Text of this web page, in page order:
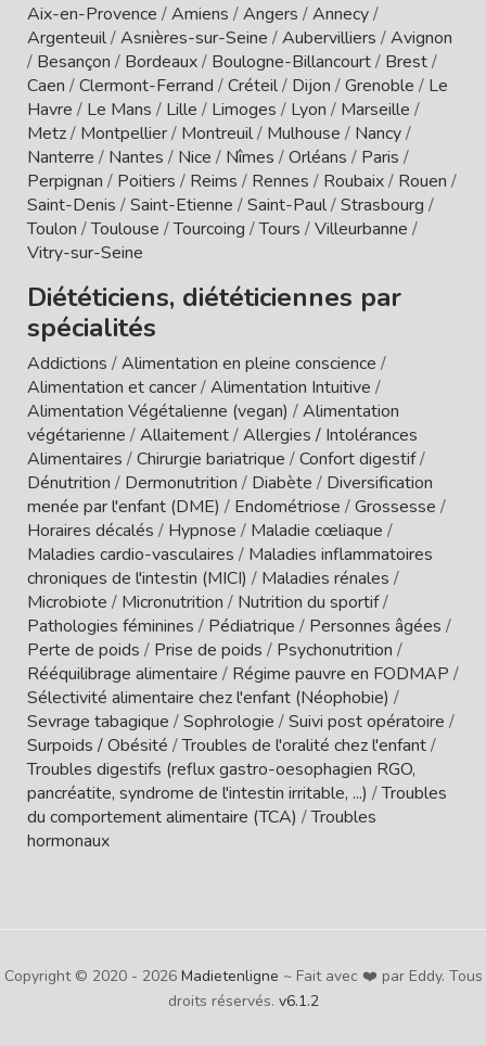
Aix-en-Provence /Amiens /Angers /Annecy/
Argenteuil/Asnières-sur-Seine /Aubervilliers /Avignon
/ Besançon / Bordeaux/ Boulogne-Billancourt/ Brest/
Caen /Clermont-Ferrand /Créteil/ Dijon /Grenoble / Le
Havre / Le Mans / Lille / Limoges / Lyon / Marseille /
Metz/ Montpellier/ Montreuil/ Mulhouse / Nancy/
Nanterre / Nantes / Nice / Nîmes /Orléans / Paris /
Perpignan / Poitiers / Reims / Rennes / Roubaix/ Rouen /
Saint-Denis /Saint-Etienne /Saint-Paul/Strasbourg /
Toulon /Toulouse /Tourcoing /Tours /Villeurbanne /
Vitry-sur-Seine
Diététiciens, diététiciennes par
spécialités
Addictions /Alimentation en pleine conscience /
Alimentation et cancer/Alimentation Intuitive /
Alimentation Végétalienne (vegan) /Alimentation
végétarienne /Allaitement/Allergies / Intolérances
Alimentaires /Chirurgie bariatrique /Confort digestif/
Dénutrition / Dermonutrition / Diabète / Diversification
menée par l'enfant (DME) / Endométriose /Grossesse /
Horaires décalés / Hypnose / Maladie cœliaque /
Maladies cardio-vasculaires / Maladies inflammatoires
chroniques de l'intestin (MICI) / Maladies rénales /
Microbiote / Micronutrition / Nutrition du sportif/
Pathologies féminines / Pédiatrique / Personnes âgées /
Perte de poids / Prise de poids / Psychonutrition /
Rééquilibrage alimentaire / Régime pauvre en FODMAP /
Sélectivité alimentaire chez l'enfant (Néophobie) /
Sevrage tabagique /Sophrologie /Suivi post opératoire /
Surpoids / Obésité /Troubles de l'oralité chez l'enfant/
Troubles digestifs (reflux gastro-oesophagien RGO,
pancréatite, syndrome de l'intestin irritable, ...) /Troubles
du comportement alimentaire (TCA) /Troubles
hormonaux
Copyright © 2020 - 2026 Madietenligne ~ Fait avec ❤️ par Eddy. Tous
droits réservés. v6.1.2